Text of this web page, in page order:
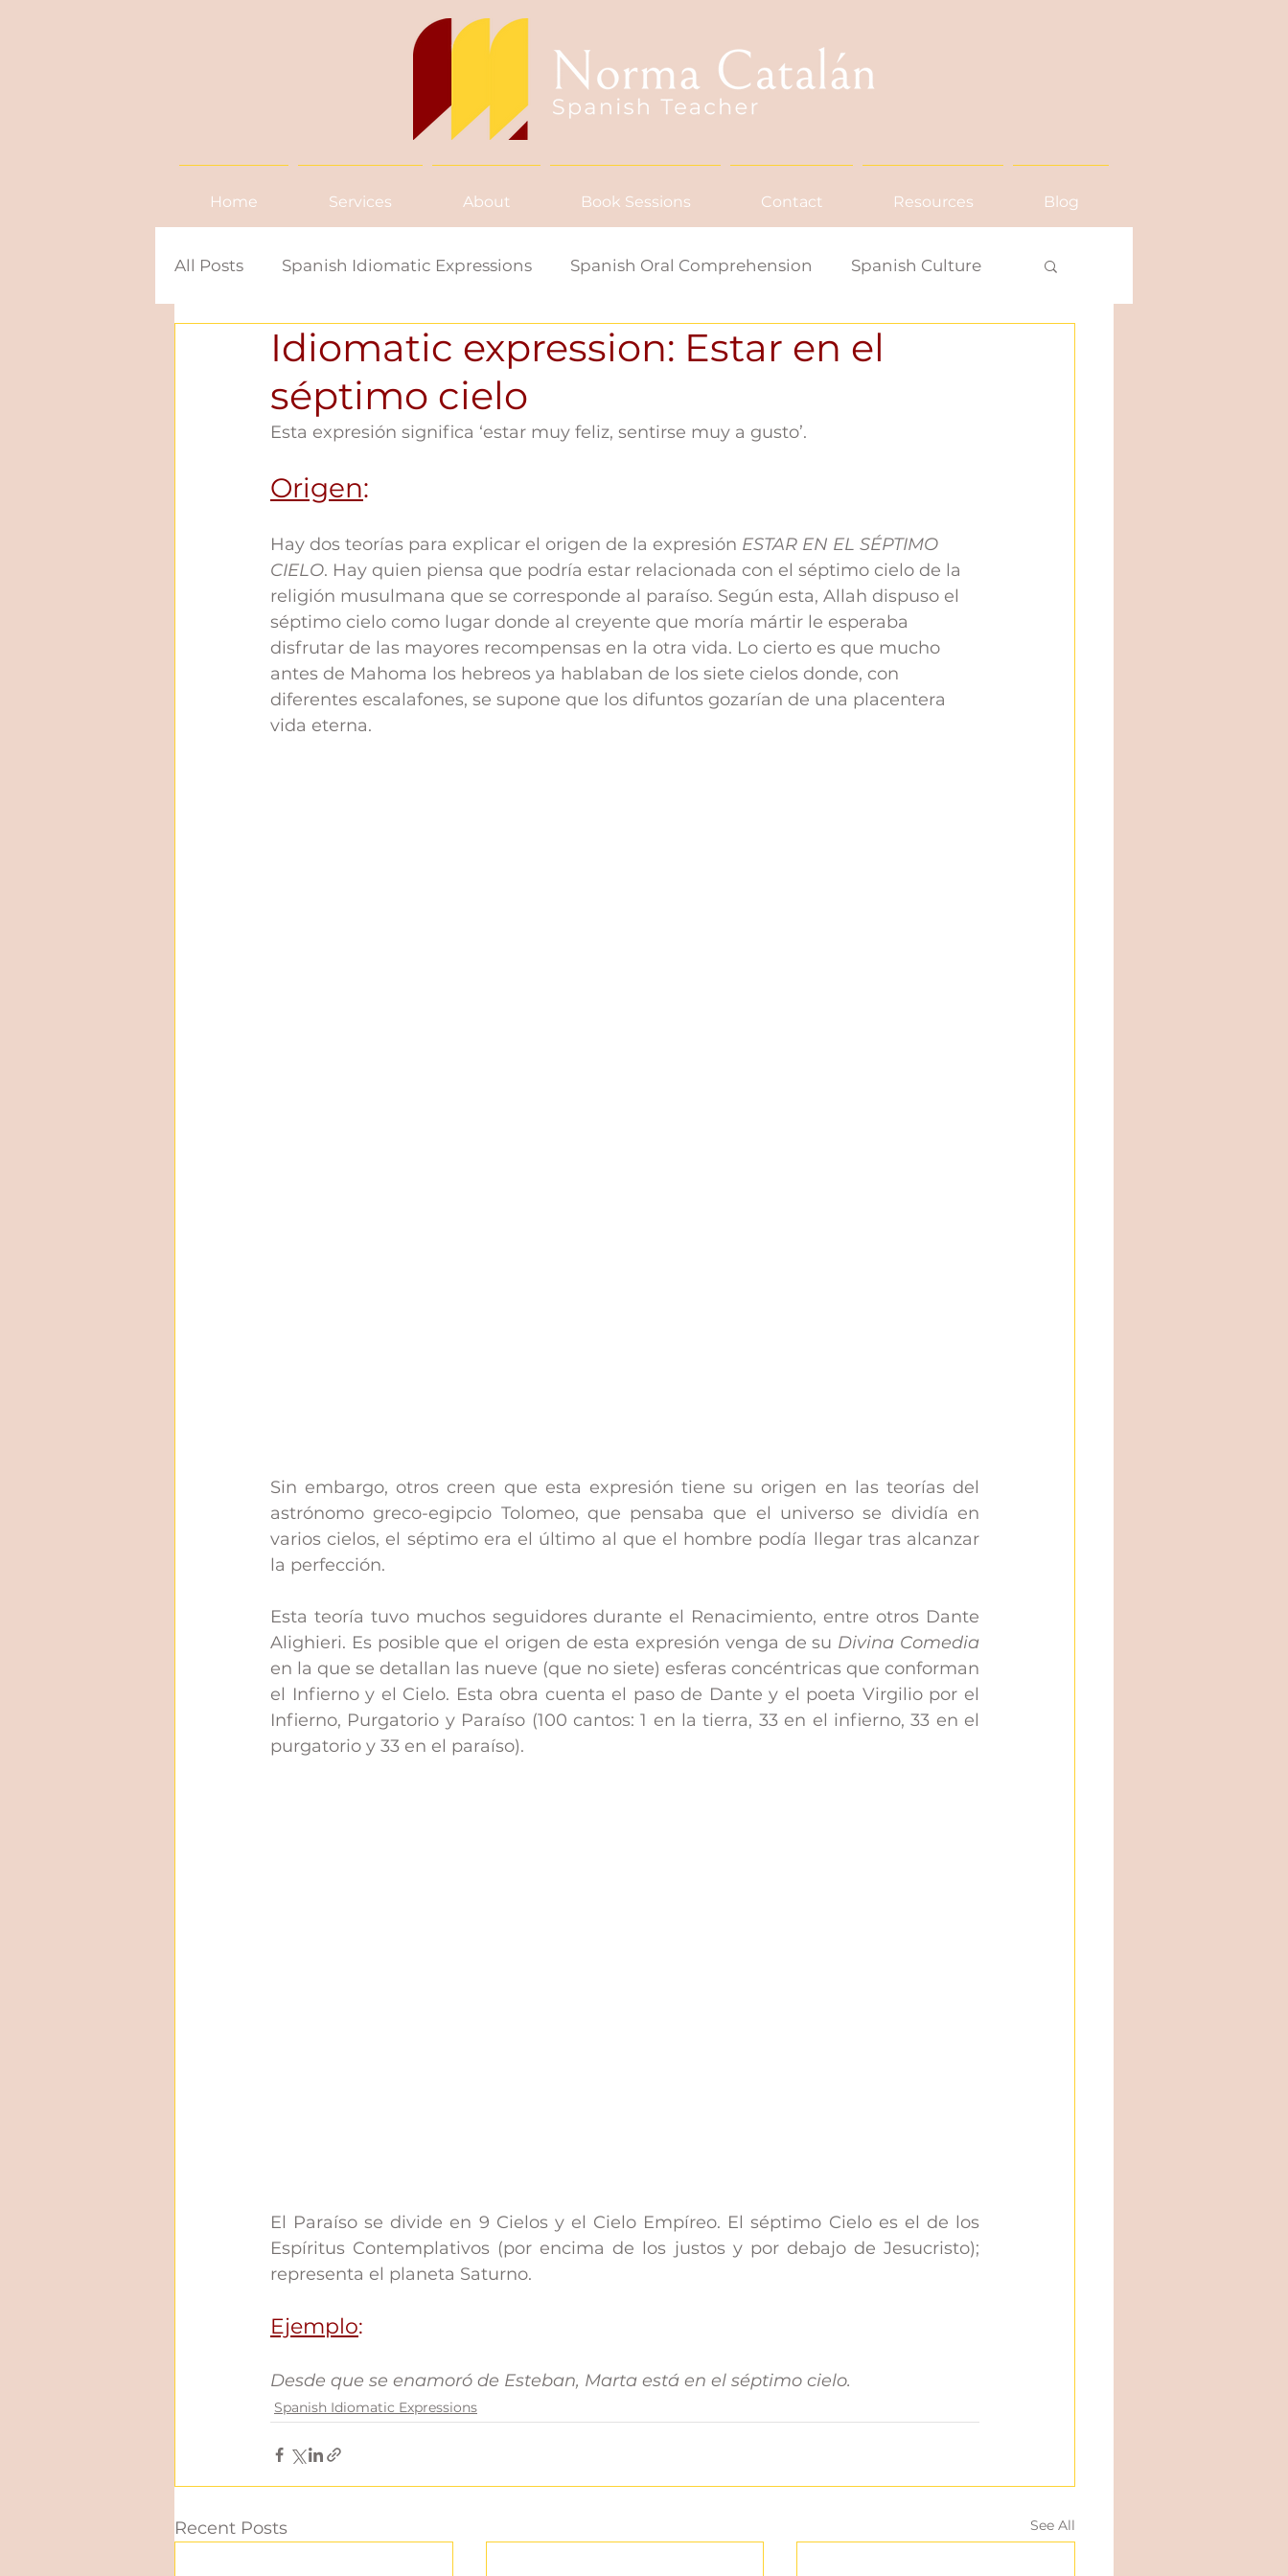
Home Services About Book Sessions Contact Resources Blog
All Posts Spanish Idiomatic Expressions Spanish Oral Comprehension Spanish Culture
News in Spanish Spanish Word/Saying of the Week
Idiomatic expression: Estar en el
séptimo cielo
Esta expresión significa ‘estar muy feliz, sentirse muy a gusto’.
Origen:
Hay dos teorías para explicar el origen de la expresión ESTAR EN EL SÉPTIMO
CIELO. Hay quien piensa que podría estar relacionada con el séptimo cielo de la
religión musulmana que se corresponde al paraíso. Según esta, Allah dispuso el
séptimo cielo como lugar donde al creyente que moría mártir le esperaba
disfrutar de las mayores recompensas en la otra vida. Lo cierto es que mucho
antes de Mahoma los hebreos ya hablaban de los siete cielos donde, con
diferentes escalafones, se supone que los difuntos gozarían de una placentera
vida eterna.
Sin embargo, otros creen que esta expresión tiene su origen en las teorías del
astrónomo greco-egipcio Tolomeo, que pensaba que el universo se dividía en
varios cielos, el séptimo era el último al que el hombre podía llegar tras alcanzar
la perfección.
Esta teoría tuvo muchos seguidores durante el Renacimiento, entre otros Dante
Alighieri. Es posible que el origen de esta expresión venga de su Divina Comedia
en la que se detallan las nueve (que no siete) esferas concéntricas que conforman
el Infierno y el Cielo. Esta obra cuenta el paso de Dante y el poeta Virgilio por el
Infierno, Purgatorio y Paraíso (100 cantos: 1 en la tierra, 33 en el infierno, 33 en el
purgatorio y 33 en el paraíso).
El Paraíso se divide en 9 Cielos y el Cielo Empíreo. El séptimo Cielo es el de los
Espíritus Contemplativos (por encima de los justos y por debajo de Jesucristo);
representa el planeta Saturno.
Ejemplo:
Desde que se enamoró de Esteban, Marta está en el séptimo cielo.
Spanish Idiomatic Expressions
Recent Posts See All